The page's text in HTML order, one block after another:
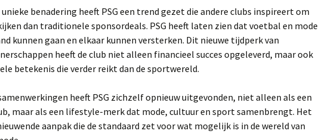
unieke benadering heeft PSG een trend gezet die andere clubs inspireert om
dan traditionele sponsordeals. PSG heeft laten zien dat voetbal en mode
kunnen gaan en elkaar kunnen versterken. Dit nieuwe tijdperk van
heeft de club niet alleen financieel succes opgeleverd, maar ook
betekenis die verder reikt dan de sportwereld.
heeft PSG zichzelf opnieuw uitgevonden, niet alleen als een
maar als een lifestyle-merk dat mode, cultuur en sport samenbrengt. Het
aanpak die de standaard zet voor wat mogelijk is in de wereld van